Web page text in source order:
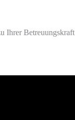
Ihrer Betreuungskraft